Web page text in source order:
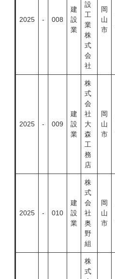
2025 - 008
建
設
業
設
工
業
株
式
会
社
岡
山
市
2025 - 009
建
設
業
株
式
会
社
大
森
工
務
店
岡
山
市
2025 - 010
建
設
業
株
式
会
社
奥
野
組
岡
山
市
株
式